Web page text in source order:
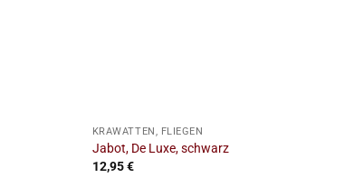
KRAWATTEN, FLIEGEN
Jabot, De Luxe, schwarz
12,95€